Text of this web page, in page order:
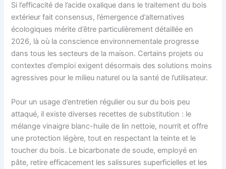
Si l’efficacité de l’acide oxalique dans le traitement du bois
extérieur fait consensus, l’émergence d’alternatives
écologiques mérite d’être particulièrement détaillée en
2026, là où la conscience environnementale progresse
dans tous les secteurs de la maison. Certains projets ou
contextes d’emploi exigent désormais des solutions moins
agressives pour le milieu naturel ou la santé de l’utilisateur.
Pour un usage d’entretien régulier ou sur du bois peu
attaqué, il existe diverses recettes de substitution : le
mélange vinaigre blanc-huile de lin nettoie, nourrit et offre
une protection légère, tout en respectant la teinte et le
toucher du bois. Le bicarbonate de soude, employé en
pâte, retire efficacement les salissures superficielles et les